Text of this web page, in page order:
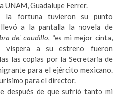
UNAM, Guadalupe Ferrer.
la fortuna tuvieron su punto
llevó a la pantalla la novela de
del caudillo, “es mi mejor cinta,
víspera a su estreno fueron
las copias por la Secretaria de
para el ejército mexicano.
para el director.
después de que sufrió tanto mi